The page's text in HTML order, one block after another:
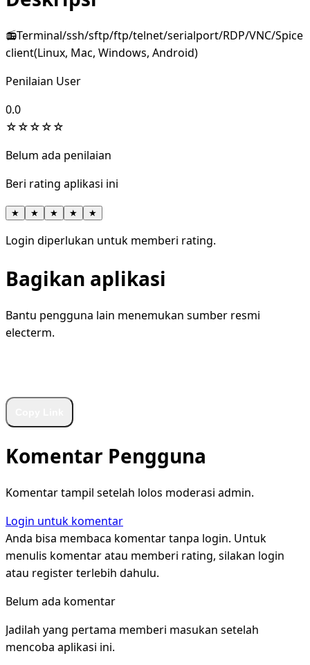
📻Terminal/ssh/sftp/ftp/telnet/serialport/RDP/VNC/Spice
client(Linux, Mac, Windows, Android)
Penilaian User
0.0
☆☆☆☆☆
Belum ada penilaian
Beri rating aplikasi ini
★ ★ ★ ★ ★
Login diperlukan untuk memberi rating.
Bagikan aplikasi
Bantu pengguna lain menemukan sumber resmi
electerm.
Komentar Pengguna
Komentar tampil setelah lolos moderasi admin.
Login untuk komentar
Anda bisa membaca komentar tanpa login. Untuk
menulis komentar atau memberi rating, silakan login
atau register terlebih dahulu.
Belum ada komentar
Jadilah yang pertama memberi masukan setelah
mencoba aplikasi ini.